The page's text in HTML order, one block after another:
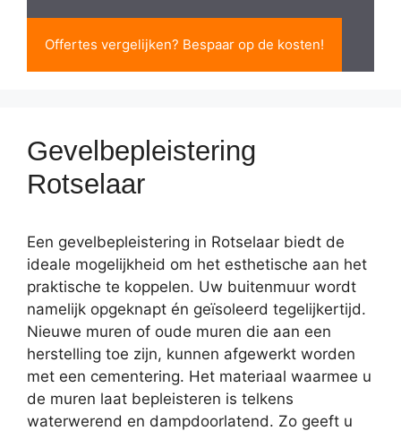
Offertes vergelijken? Bespaar op de kosten!
Gevelbepleistering
Rotselaar
Een gevelbepleistering in Rotselaar biedt de
ideale mogelijkheid om het esthetische aan het
praktische te koppelen. Uw buitenmuur wordt
namelijk opgeknapt én geïsoleerd tegelijkertijd.
Nieuwe muren of oude muren die aan een
herstelling toe zijn, kunnen afgewerkt worden
met een cementering. Het materiaal waarmee u
de muren laat bepleisteren is telkens
waterwerend en dampdoorlatend. Zo geeft u